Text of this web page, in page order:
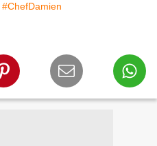
#ChefDamien